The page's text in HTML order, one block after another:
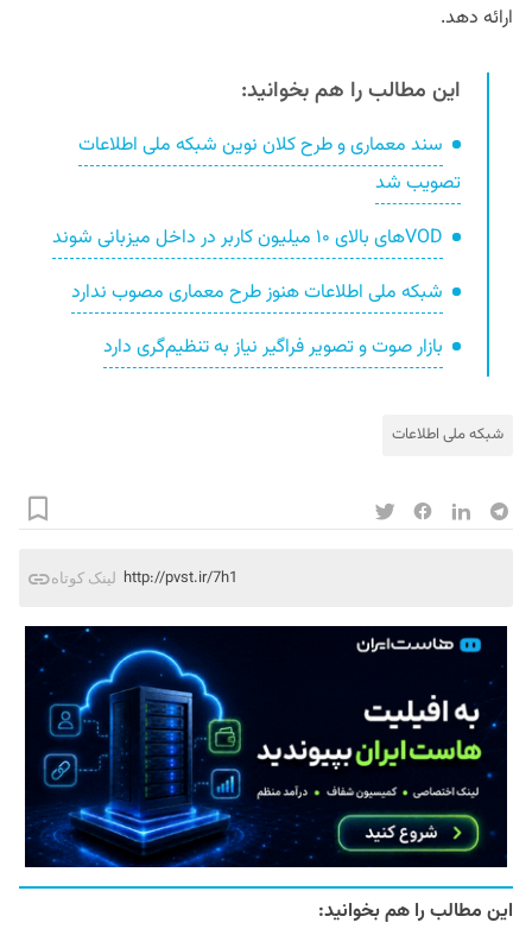
ارائه دهد.
این مطالب را هم بخوانید:
سند معماری و طرح کلان نوین شبکه ملی اطلاعات
تصویب شد
VODهای بالای ۱۰ میلیون کاربر در داخل میزبانی شوند
شبکه ملی اطلاعات هنوز طرح معماری مصوب ندارد
بازار صوت و تصویر فراگیر نیاز به تنظیم‌گری دارد
شبکه ملی اطلاعات
لینک کوتاه http://pvst.ir/7h1
این مطالب را هم بخوانید: